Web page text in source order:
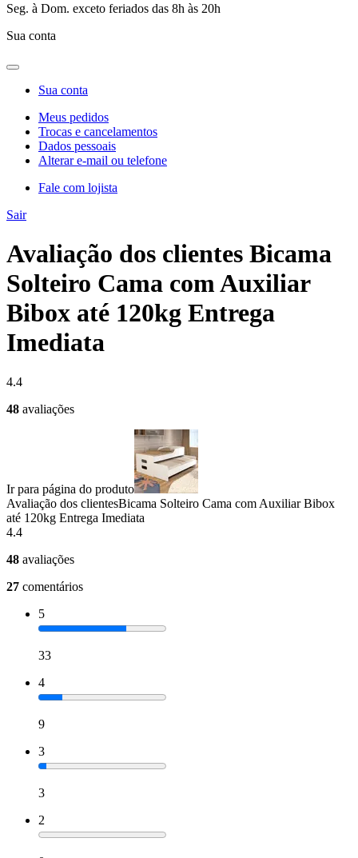
Seg. à Dom. exceto feriados das 8h às 20h
Sua conta
Sua conta
Meus pedidos
Trocas e cancelamentos
Dados pessoais
Alterar e-mail ou telefone
Fale com lojista
Sair
Avaliação dos clientes Bicama
Solteiro Cama com Auxiliar
Bibox até 120kg Entrega
Imediata
4.4
48 avaliações
Ir para página do produto
Avaliação dos clientesBicama Solteiro Cama com Auxiliar Bibox
até 120kg Entrega Imediata
4.4
48 avaliações
27 comentários
5
33
4
9
3
3
2